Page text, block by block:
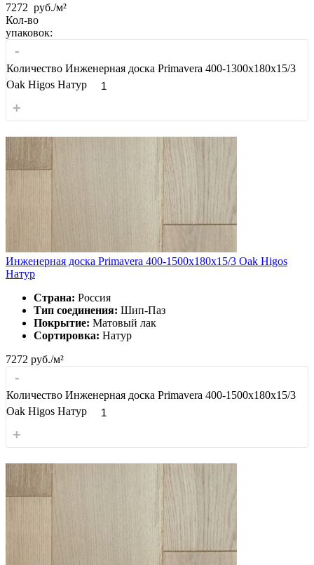
7272 руб./м²
Кол-во
упаковок:
-
Количество Инженерная доска Primavera 400-1300х180х15/3
Oak Higos Натур
+
Инженерная доска Primavera 400-1500х180х15/3 Oak Higos
Натур
Страна: Россия
Тип соединения: Шип-Паз
Покрытие: Матовый лак
Сортировка: Натур
7272 руб./м²
-
Количество Инженерная доска Primavera 400-1500х180х15/3
Oak Higos Натур
+